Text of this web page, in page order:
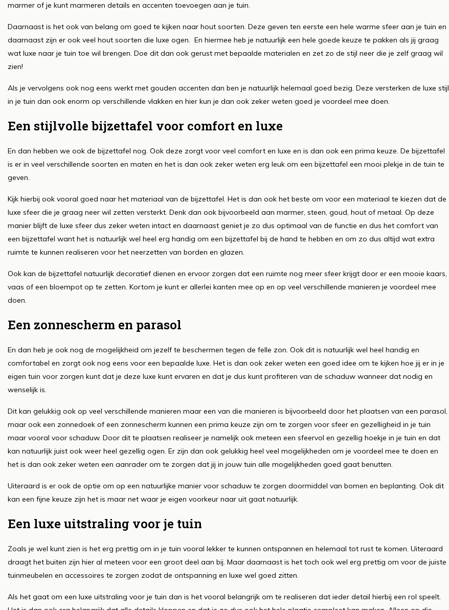
marmer of je kunt marmeren details en accenten toevoegen aan je tuin.
Daarnaast is het ook van belang om goed te kijken naar hout soorten. Deze geven ten eerste een hele warme sfeer aan je tuin en
daarnaast zijn er ook veel hout soorten die luxe ogen. En hiermee heb je natuurlijk een hele goede keuze te pakken als jij graag
wat luxe naar je tuin toe wil brengen. Doe dit dan ook gerust met bepaalde materialen en zet zo de stijl neer die je zelf graag wil
zien!
Als je vervolgens ook nog eens werkt met gouden accenten dan ben je natuurlijk helemaal goed bezig. Deze versterken de luxe stijl
in je tuin dan ook enorm op verschillende vlakken en hier kun je dan ook zeker weten goed je voordeel mee doen.
Een stijlvolle bijzettafel voor comfort en luxe
En dan hebben we ook de bijzettafel nog. Ook deze zorgt voor veel comfort en luxe en is dan ook een prima keuze. De bijzettafel
is er in veel verschillende soorten en maten en het is dan ook zeker weten erg leuk om een bijzettafel een mooi plekje in de tuin te
geven.
Kijk hierbij ook vooral goed naar het materiaal van de bijzettafel. Het is dan ook het beste om voor een materiaal te kiezen dat de
luxe sfeer die je graag neer wil zetten versterkt. Denk dan ook bijvoorbeeld aan marmer, steen, goud, hout of metaal. Op deze
manier blijft de luxe sfeer dus zeker weten intact en daarnaast geniet je zo dus optimaal van de functie en dus het comfort van
een bijzettafel want het is natuurlijk wel heel erg handig om een bijzettafel bij de hand te hebben en om zo dus altijd wat extra
ruimte te kunnen realiseren voor het neerzetten van borden en glazen.
Ook kan de bijzettafel natuurlijk decoratief dienen en ervoor zorgen dat een ruimte nog meer sfeer krijgt door er een mooie kaars,
vaas of een bloempot op te zetten. Kortom je kunt er allerlei kanten mee op en op veel verschillende manieren je voordeel mee
doen.
Een zonnescherm en parasol
En dan heb je ook nog de mogelijkheid om jezelf te beschermen tegen de felle zon. Ook dit is natuurlijk wel heel handig en
comfortabel en zorgt ook nog eens voor een bepaalde luxe. Het is dan ook zeker weten een goed idee om te kijken hoe jij er in je
eigen tuin voor zorgen kunt dat je deze luxe kunt ervaren en dat je dus kunt profiteren van de schaduw wanneer dat nodig en
wenselijk is.
Dit kan gelukkig ook op veel verschillende manieren maar een van die manieren is bijvoorbeeld door het plaatsen van een parasol,
maar ook een zonnedoek of een zonnescherm kunnen een prima keuze zijn om te zorgen voor sfeer en gezelligheid in je tuin
maar vooral voor schaduw. Door dit te plaatsen realiseer je namelijk ook meteen een sfeervol en gezellig hoekje in je tuin en dat
kan natuurlijk juist ook weer heel gezellig ogen. Er zijn dan ook gelukkig heel veel mogelijkheden om je voordeel mee te doen en
het is dan ook zeker weten een aanrader om te zorgen dat jij in jouw tuin alle mogelijkheden goed gaat benutten.
Uiteraard is er ook de optie om op een natuurlijke manier voor schaduw te zorgen doormiddel van bomen en beplanting. Ook dit
kan een fijne keuze zijn het is maar net waar je eigen voorkeur naar uit gaat natuurlijk.
Een luxe uitstraling voor je tuin
Zoals je wel kunt zien is het erg prettig om in je tuin vooral lekker te kunnen ontspannen en helemaal tot rust te komen. Uiteraard
draagt het buiten zijn hier al meteen voor een groot deel aan bij. Maar daarnaast is het toch ook wel erg prettig om voor de juiste
tuinmeubelen en accessoires te zorgen zodat de ontspanning en luxe wel goed zitten.
Als het gaat om een luxe uitstraling voor je tuin dan is het vooral belangrijk om te realiseren dat ieder detail hierbij een rol speelt.